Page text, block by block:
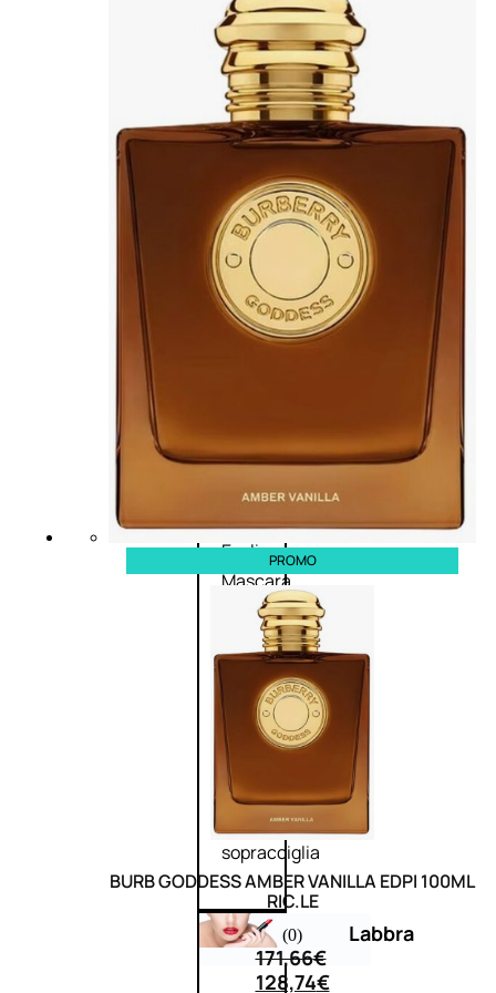
Bb E Cc Cream
Matita Occhi
Matita Sopracciglia
Mascara
Eyeliner
Rossetto
Matita Labbra
Gloss
Smalto Effetti Speciali
Solventi Unghie
Palette
occhi
Primer
occhi
Eyeliner
Mascara
Matita
occhi
Antiocchiaie
e correttori
Matita
sopracciglia
Mascara
sopracciglia
Fissante
sopracciglia
Labbra
PROMO
BURB GODDESS AMBER VANILLA EDPI 100ML
RIC.LE
(0)
171,66€
128,74€